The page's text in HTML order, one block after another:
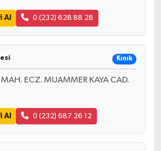
Al 0 (232) 628 88 28
Kınık
MAH. ECZ. MUAMMER KAYA CAD.
Al 0 (232) 687 26 12